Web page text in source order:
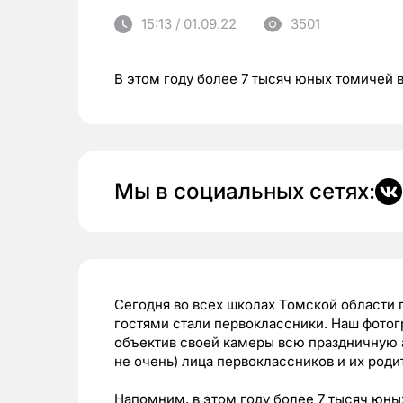
15:13 / 01.09.22 3501
В этом году более 7 тысяч юных томичей
Мы в социальных сетях:
Сегодня во всех школах Томской
гостями стали первоклассники. Наш
объектив своей камеры всю праздничную
не очень) лица первоклассников и их
Напомним, в этом году более 7 тысяч